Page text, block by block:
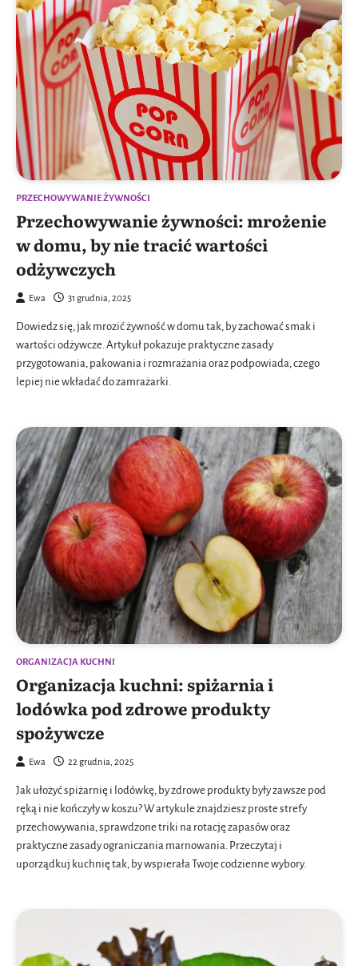
PRZECHOWYWANIE ŻYWNOŚCI
Przechowywanie żywności: mrożenie
w domu, by nie tracić wartości
odżywczych
Ewa 31 grudnia, 2025
Dowiedz się, jak mrozić żywność w domu tak, by zachować smak i
wartości odżywcze. Artykuł pokazuje praktyczne zasady
przygotowania, pakowania i rozmrażania oraz podpowiada, czego
lepiej nie wkładać do zamrażarki.
ORGANIZACJA KUCHNI
Organizacja kuchni: spiżarnia i
lodówka pod zdrowe produkty
spożywcze
Ewa 22 grudnia, 2025
Jak ułożyć spiżarnię i lodówkę, by zdrowe produkty były zawsze pod
ręką i nie kończyły w koszu? W artykule znajdziesz proste strefy
przechowywania, sprawdzone triki na rotację zapasów oraz
praktyczne zasady ograniczania marnowania. Przeczytaj i
uporządkuj kuchnię tak, by wspierała Twoje codzienne wybory.